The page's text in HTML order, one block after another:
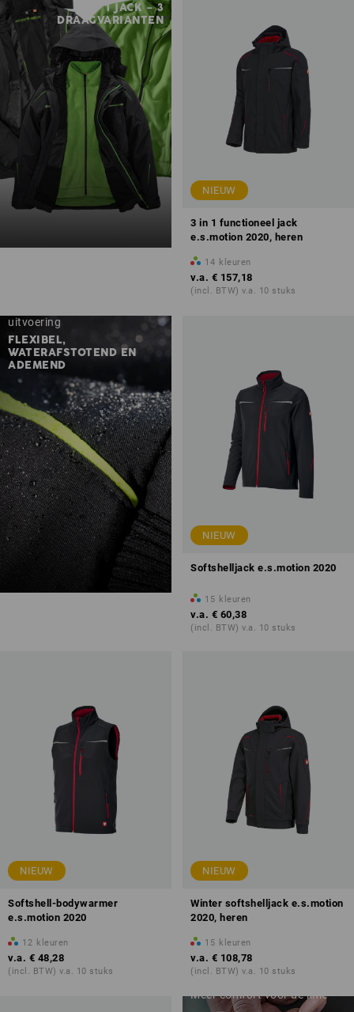
1 JACK – 3
DRAAGVARIANTEN
NIEUW
3 in 1 functioneel jack
e.s.motion 2020, heren
14 kleuren
v.a. € 157,18
(incl. BTW) v.a. 10 stuks
uitvoering
FLEXIBEL,
WATERAFSTOTEND EN
ADEMEND
NIEUW
Softshelljack e.s.motion 2020
15 kleuren
v.a. € 60,38
(incl. BTW) v.a. 10 stuks
NIEUW
Softshell-bodywarmer
e.s.motion 2020
12 kleuren
v.a. € 48,28
(incl. BTW) v.a. 10 stuks
NIEUW
Winter softshelljack e.s.motion
2020, heren
15 kleuren
v.a. € 108,78
(incl. BTW) v.a. 10 stuks
Meer comfort voor de knie